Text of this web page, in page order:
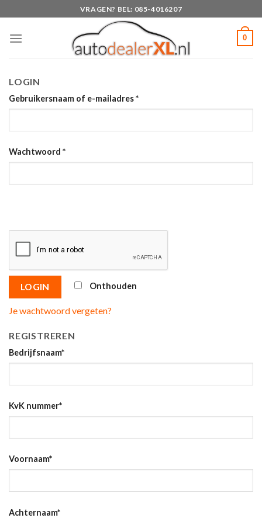
to
content
VRAGEN? BEL: 085-4016207
0
LOGIN
Gebruikersnaam of e-mailadres*
Wachtwoord *
LOGIN Onthouden
Je wachtwoord vergeten?
REGISTREREN
Bedrijfsnaam*
KvK nummer*
Voornaam*
Achternaam*